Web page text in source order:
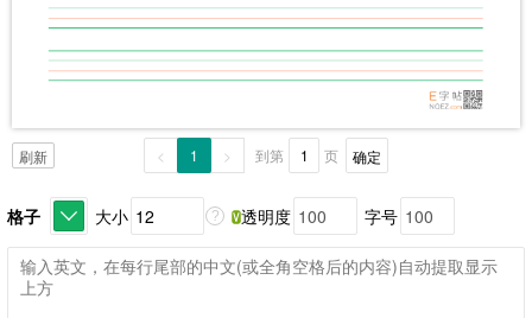
< 1 > 到第 页 确定
刷新
格子 大小 ? 透明度 字号